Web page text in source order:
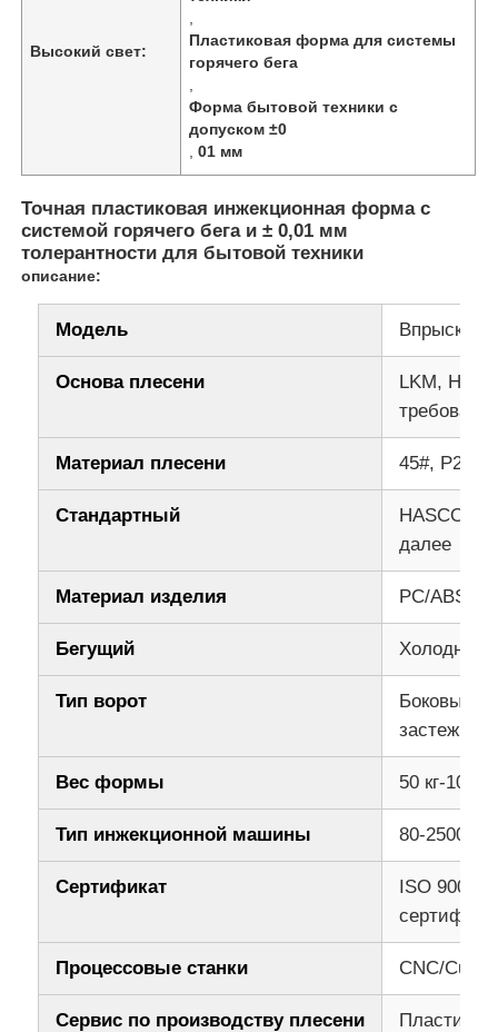
контроль качества
контактные данные
Новости
Автомобильные детали плесень
Автомобильная прессформа впрыски
двойной снятый инжекционный метод литья
Multi инжекционный метод литья полости
Литье под давлением при высокой температуре
Высокий свет:
Пластиковая форма для системы
горячего бега
Форма бытовой техники с
допуском ±0
,01 мм
Точная пластиковая инжекционная форма с
системой горячего бега и ± 0,01 мм
толерантности для бытовой техники
описание:
Модель
Основа плесени
LKM,
Материал плесени 45#, P20,
Стандартный
HASCO,
далее
Материал изделия PC/ABS,
Бегущий Холодный/
Тип ворот
Боковые
Вес формы 50 кг-
Тип инжекционной машины 80-2500
Сертификат
ISO
Процессовые станки CNC/
Сервис по производству плесени